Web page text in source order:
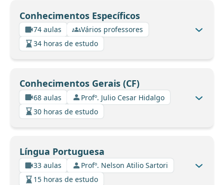
Conhecimentos Específicos
74 aulas
Vários professores
34 horas de estudo
Conhecimentos Gerais (CF)
68 aulas
Profº. Julio Cesar Hidalgo
30 horas de estudo
Língua Portuguesa
33 aulas
Profº. Nelson Atilio Sartori
15 horas de estudo